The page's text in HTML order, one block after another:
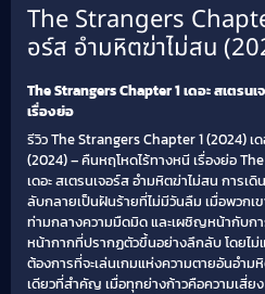
The Strangers
อร์ส อำมหิตฆ่าไม่สน
The Strangers Chapter 1 เดอะ สเตรน
เรื่องย่อ
รีวิว The Strangers Chapter 1 (2024) เ
(2024) – คืนหฤโหดไร้ทางหนี เรื่องย่อ
เดอะ สเตรนเจอร์ส อำมหิตฆ่าไม่สน การ
ลับกลายเป็นฝันร้ายที่ไม่มีวันลืม เมื่อพวกเ
ท่ามกลางความมืดมิด และเผชิญหน้ากับก
หน้ากากที่ปรากฏตัวขึ้นอย่างลึกลับ โดยไม่
ต้องการที่จะเล่นเกมแห่งความตายอันอำม
เดียวที่สำคัญ เมื่อทุกย่างก้าวคือความเสี่ย